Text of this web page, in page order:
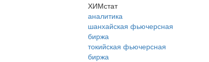
ХИМстат
аналитика
шанхайская фьючерсная
биржа
токийская фьючерсная
биржа